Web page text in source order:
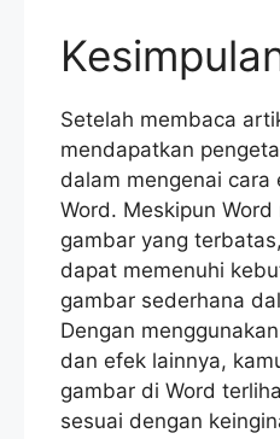
Setelah membaca
mendapatkan
dalam mengenai cara
Word. Meskipun
gambar yang
dapat memenuhi
gambar sederhana
Dengan
dan efek lainnya,
gambar di Word
sesuai dengan